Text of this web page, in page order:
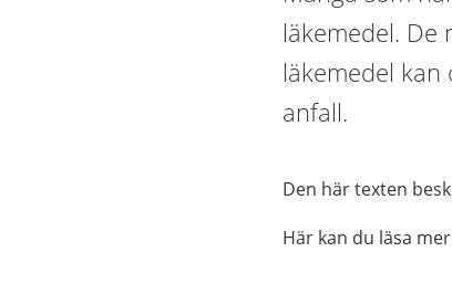
läkemedel. De
läkemedel
anfall.
Den här texten
Här kan du läsa